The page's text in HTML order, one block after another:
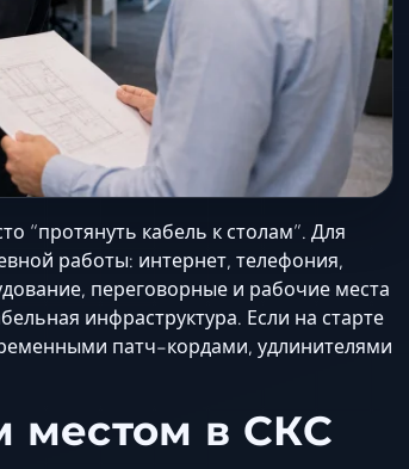
“протянуть кабель к столам”. Для
работы: интернет, телефония,
переговорные и рабочие места
инфраструктура. Если на старте
патч-кордами, удлинителями
местом в СКС